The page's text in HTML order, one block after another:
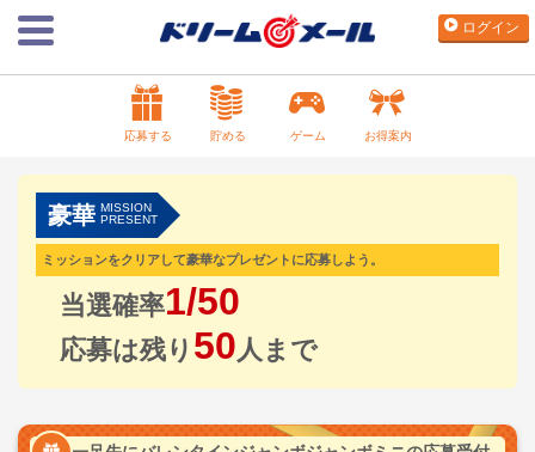
ログイン
応募する 貯める ゲーム お得案内
豪華 MISSION
PRESENT
ミッションをクリアして豪華なプレゼントに応募しよう。
当選確率1/50
応募は残り 50人まで